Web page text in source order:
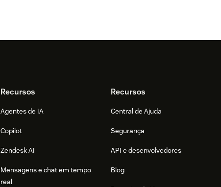
Recursos
Agentes de IA
Copilot
Zendesk AI
Mensagens e chat em tempo
real
Recursos
Central de Ajuda
Segurança
API e desenvolvedores
Blog